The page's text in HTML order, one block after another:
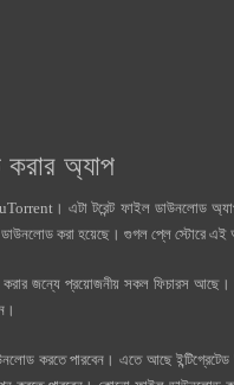
করার অ্যাপ
এটা টরেন্ট ফাইল ডাউনলোড
করা হয়েছে। গুগল প্লে স্টোরে এই
জন্যে প্রয়োজনীয় সকল ফিচারস আছে।
করতে পারবেন। এতে আছে ইন্টিগ্রেটেড